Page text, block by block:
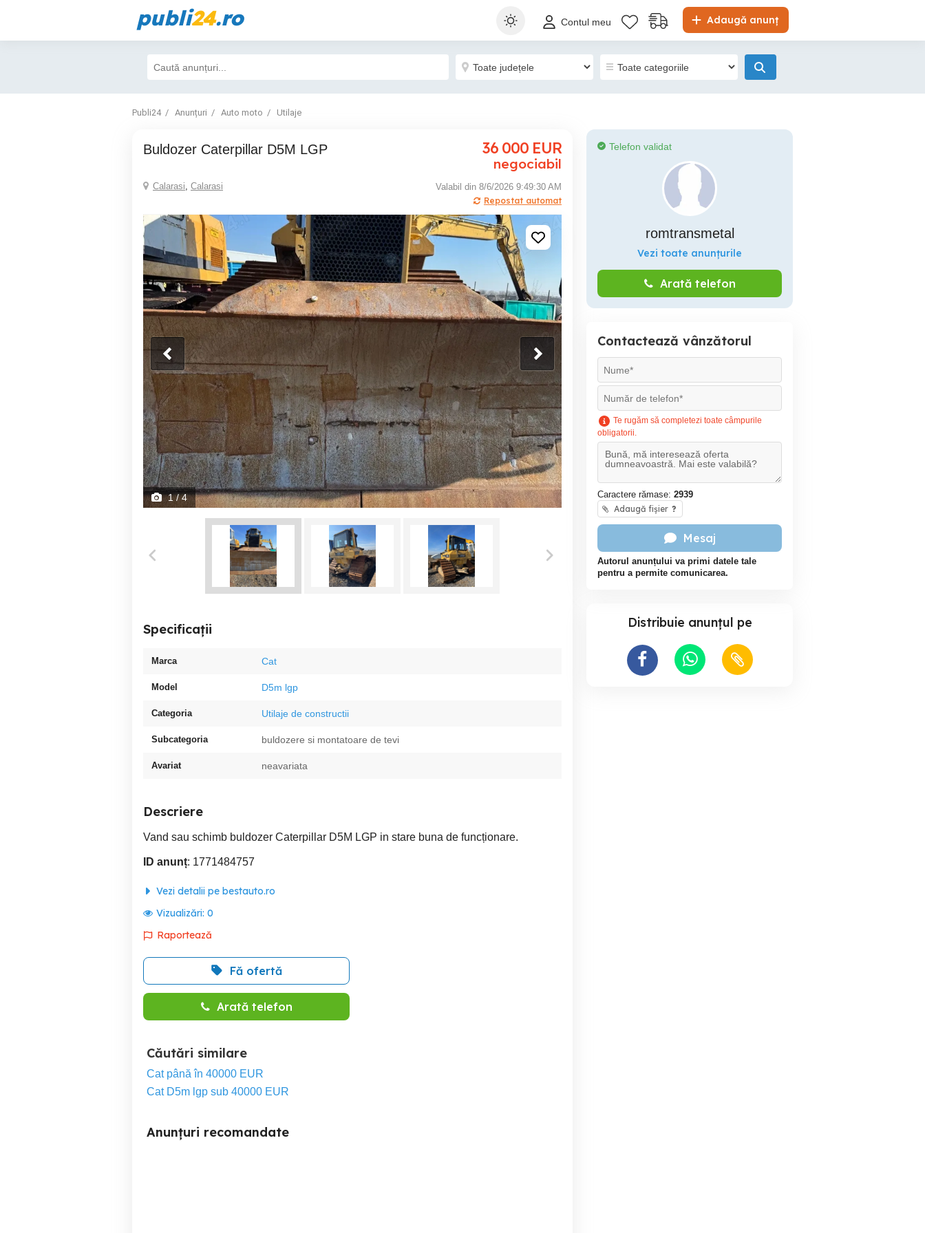
publi24.ro Adaugă anunț
Contul meu
Publi24 Anunțuri Auto moto Utilaje
Buldozer Caterpillar D5M LGP 36 000 EUR
negociabil
Calarasi, Calarasi
Valabil din 8/6/2026 9:49:30 AM
Repostat automat
1/ 4
Specificații
Marca Cat
Model D5m lgp
Categoria Utilaje de constructii
Subcategoria buldozere si montatoare de tevi
Avariat neavariata
Descriere
Vand sau schimb buldozer Caterpillar D5M LGP in stare buna de funcționare.
ID anunț: 1771484757
Vezi detalii pe bestauto.ro
Vizualizări: 0
Raportează
Fă ofertă
Arată telefon
Căutări similare
Cat până în 40000 EUR
Cat D5m lgp sub 40000 EUR
Anunțuri recomandate
Telefon validat
romtransmetal
Vezi toate anunțurile
Arată telefon
Contactează vânzătorul
Te rugăm să completezi toate câmpurile
obligatorii.
Caractere rămase: 2939
Adaugă fișier ?
Mesaj
Autorul anunțului va primi datele tale
pentru a permite comunicarea.
Distribuie anunțul pe